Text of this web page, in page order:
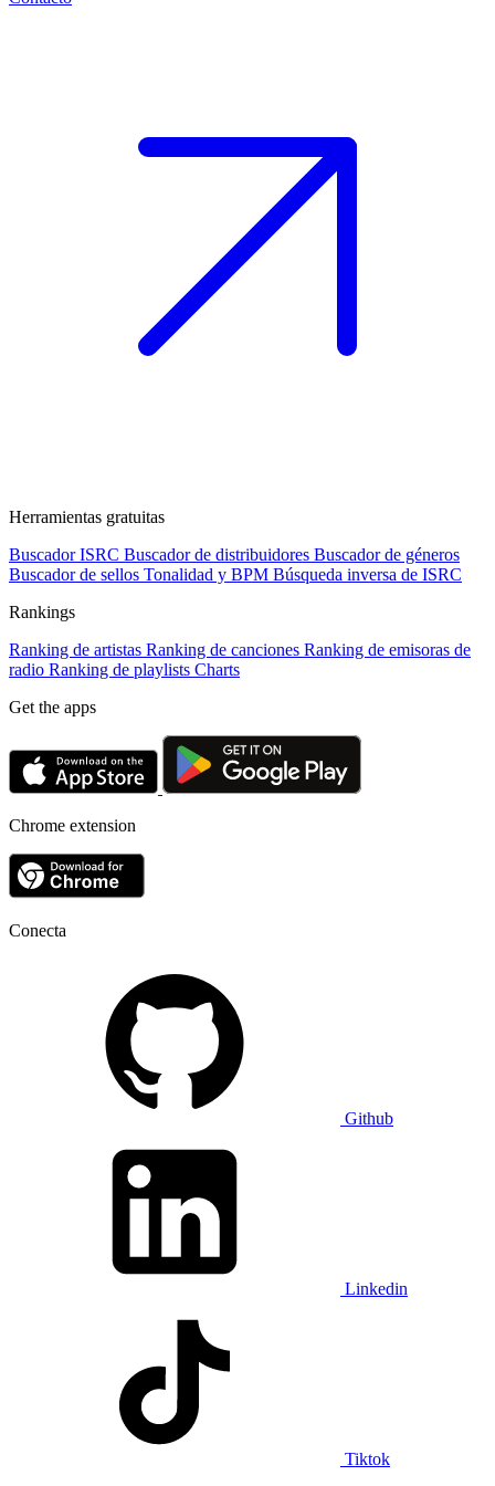
Herramientas gratuitas
Buscador ISRC Buscador de distribuidores Buscador de géneros
Buscador de sellos Tonalidad y BPM Búsqueda inversa de ISRC
Rankings
Ranking de artistas Ranking de canciones Ranking de emisoras de
radio Ranking de playlists Charts
Get the apps
Chrome extension
Conecta
Github
Linkedin
Tiktok